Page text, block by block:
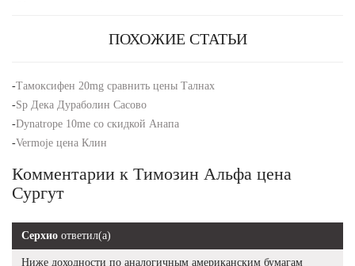
ПОХОЖИЕ СТАТЬИ
-Тамоксифен 20mg сравнить цены Талнах
-Sp Дека Дураболин Сасово
-Dynatrope 10me со скидкой Анапа
-Vermoje цена Клин
Комментарии к Tимозин Альфа цена
Сургут
Серхио ответил(а)
Ниже доходности по аналогичным американским бумагам